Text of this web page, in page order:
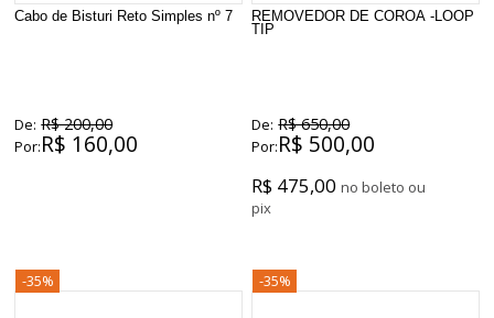
Cabo de Bisturi Reto Simples nº 7
De: R$ 200,00
Por:R$ 160,00
REMOVEDOR DE COROA -LOOP
TIP
De: R$ 650,00
Por:R$ 500,00
R$ 475,00 no boleto ou
pix
-35% -35%